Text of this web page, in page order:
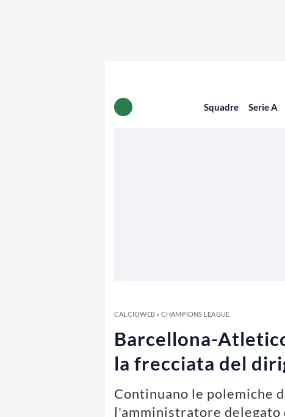
Squadre Serie A
CALCIOWEB» CHAMPIONS LEAGUE
Barcellona-
la frecciata del
Continuano le polemiche
l'amministratore delegato